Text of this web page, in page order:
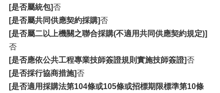
[是否屬統包]否
[是否屬共同供應契約採購]否
[是否屬二以上機關之聯合採購(不適用共同供應契約規定)]
否
[是否應依公共工程專業技師簽證規則實施技師簽證]否
[是否採行協商措施]否
[是否適用採購法第104條或105條或招標期限標準第10條